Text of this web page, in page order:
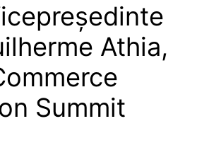
Athia,
Summit